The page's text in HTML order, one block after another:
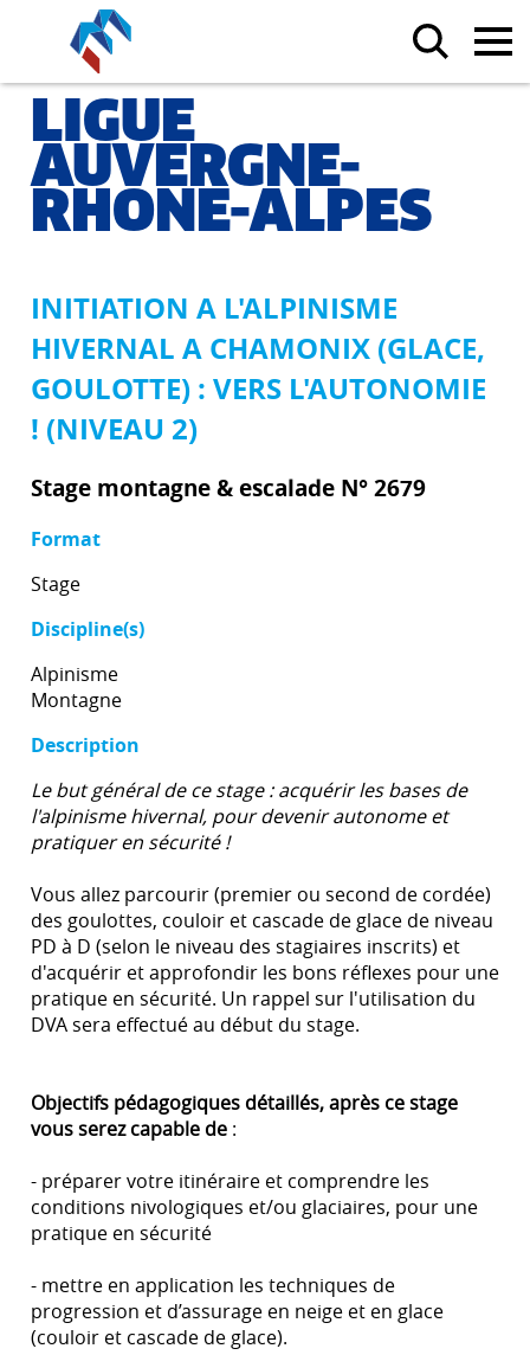
LIGUE
AUVERGNE-
RHONE-ALPES
INITIATION A L'ALPINISME
HIVERNAL A CHAMONIX (GLACE,
GOULOTTE) : VERS L'AUTONOMIE
! (NIVEAU 2)
Stage montagne & escalade N° 2679
Format
Stage
Discipline(s)
Alpinisme
Montagne
Description
Le but général de ce stage : acquérir les bases de
l'alpinisme hivernal, pour devenir autonome et
pratiquer en sécurité !
Vous allez parcourir (premier ou second de cordée)
des goulottes, couloir et cascade de glace de niveau
PD à D (selon le niveau des stagiaires inscrits) et
d'acquérir et approfondir les bons réflexes pour une
pratique en sécurité. Un rappel sur l'utilisation du
DVA sera effectué au début du stage.
Objectifs pédagogiques détaillés, après ce stage
vous serez capable de :
- préparer votre itinéraire et comprendre les
conditions nivologiques et/ou glaciaires, pour une
pratique en sécurité
- mettre en application les techniques de
progression et d’assurage en neige et en glace
(couloir et cascade de glace).